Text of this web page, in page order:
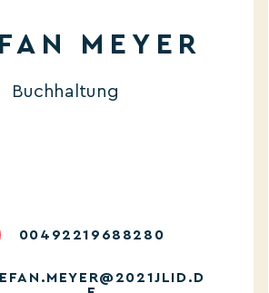
MEYER
Buchhaltung
00492219688280